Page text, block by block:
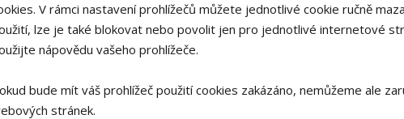
V rámci nastavení prohlížečů můžete jednotlivé cookie ručně
lze je také blokovat nebo povolit jen pro jednotlivé internetové
nápovědu vašeho prohlížeče.
bude mít váš prohlížeč použití cookies zakázáno, nemůžeme ale
stránek.